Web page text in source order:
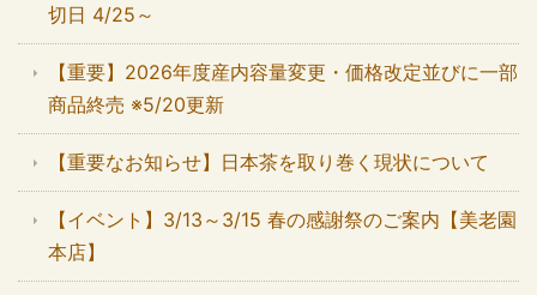
切日 4/25～
【重要】2026年度産内容量変更・価格改定並びに一部
商品終売 ※5/20更新
【重要なお知らせ】日本茶を取り巻く現状について
【イベント】3/13～3/15 春の感謝祭のご案内【美老園
本店】